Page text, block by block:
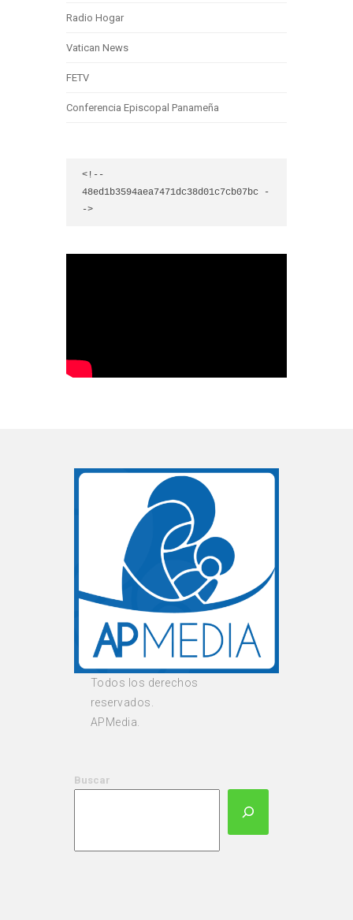
Radio Hogar
Vatican News
FETV
Conferencia Episcopal Panameña
<!--
48ed1b3594aea7471dc38d01c7cb07bc -
->
Todos los derechos
reservados.
APMedia.
Buscar